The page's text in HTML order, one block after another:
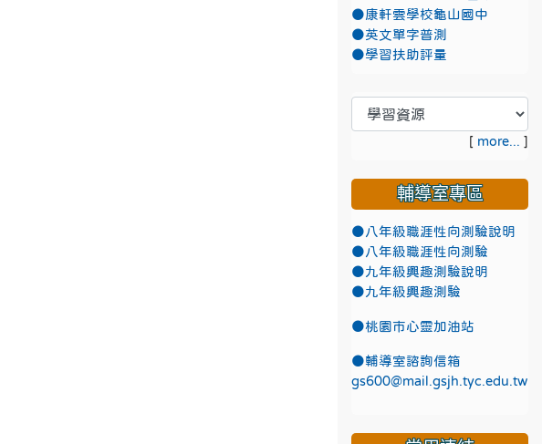
●康軒雲學校龜山國中
●英文單字普測
●學習扶助評量
[ more... ]
輔導室專區
●八年級職涯性向測驗說明
●八年級職涯性向測驗
●九年級興趣測驗說明
●九年級興趣測驗
●桃園市心靈加油站
●輔導室諮詢信箱
gs600@mail.gsjh.tyc.edu.tw